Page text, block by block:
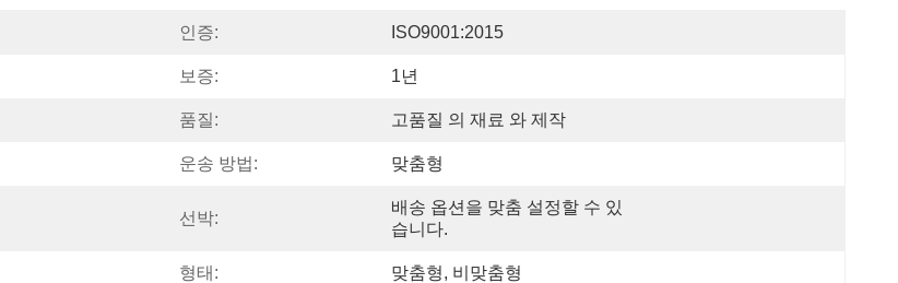
인증: ISO9001:2015
보증: 1년
품질: 고품질 의 재료 와 제작
운송 방법: 맞춤형
선박:
배송 옵션을 맞춤 설정할 수 있
습니다.
형태: 맞춤형, 비맞춤형